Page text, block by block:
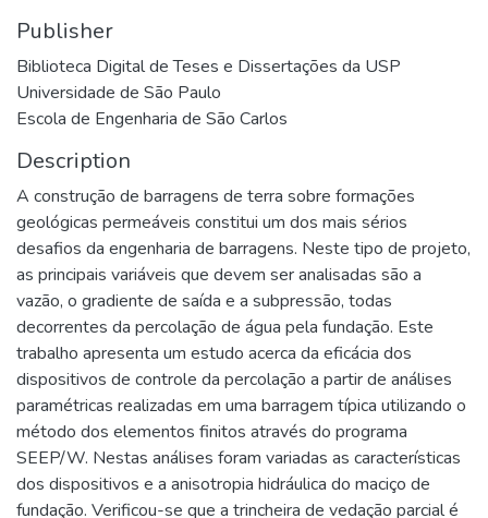
Publisher
Biblioteca Digital de Teses e Dissertações da USP
Universidade de São Paulo
Escola de Engenharia de São Carlos
Description
A construção de barragens de terra sobre formações
geológicas permeáveis constitui um dos mais sérios
desafios da engenharia de barragens. Neste tipo de projeto,
as principais variáveis que devem ser analisadas são a
vazão, o gradiente de saída e a subpressão, todas
decorrentes da percolação de água pela fundação. Este
trabalho apresenta um estudo acerca da eficácia dos
dispositivos de controle da percolação a partir de análises
paramétricas realizadas em uma barragem típica utilizando o
método dos elementos finitos através do programa
SEEP/W. Nestas análises foram variadas as características
dos dispositivos e a anisotropia hidráulica do maciço de
fundação. Verificou-se que a trincheira de vedação parcial é